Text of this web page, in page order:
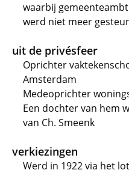
waarbij
werd niet meer
uit de privésfeer
Oprichter
Amsterdam
Medeoprichter
Een dochter van hem
van Ch. Smeenk
verkiezingen
Werd in 1922 via het